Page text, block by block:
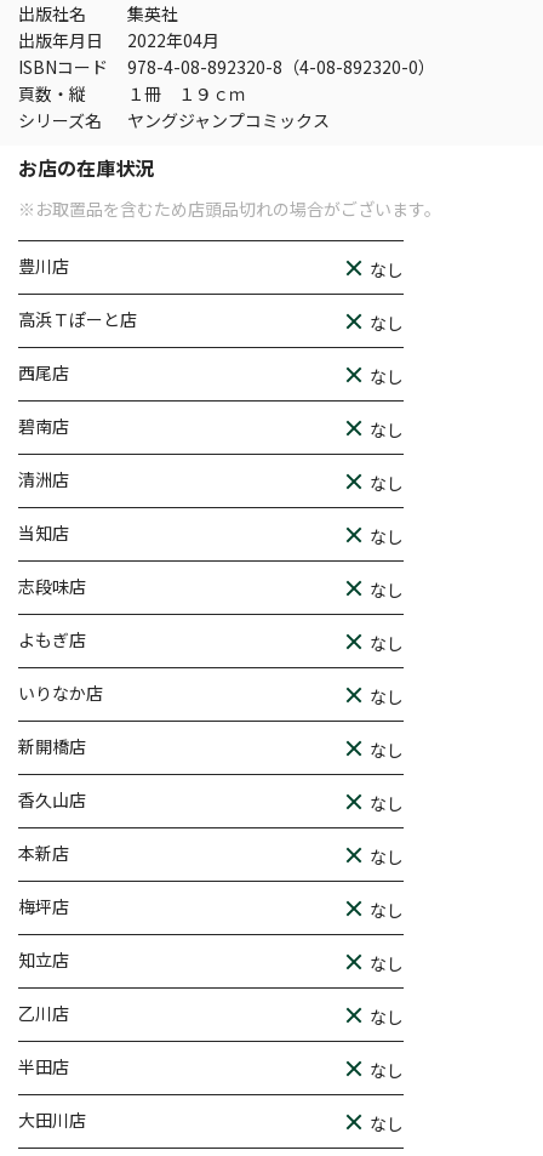
出版社名
集英社
出版年月日
2022年04月
ISBNコード
978-4-08-892320-8（4-08-892320-0）
頁数・縦
１冊 １９ｃｍ
シリーズ名
ヤングジャンプコミックス
お店の在庫状況
※お取置品を含むため店頭品切れの場合がございます。
豊川店 なし
高浜Ｔぽーと店 なし
西尾店 なし
碧南店 なし
清洲店 なし
当知店 なし
志段味店 なし
よもぎ店 なし
いりなか店 なし
新開橋店 なし
香久山店 なし
本新店 なし
梅坪店 なし
知立店 なし
乙川店 なし
半田店 なし
大田川店 なし